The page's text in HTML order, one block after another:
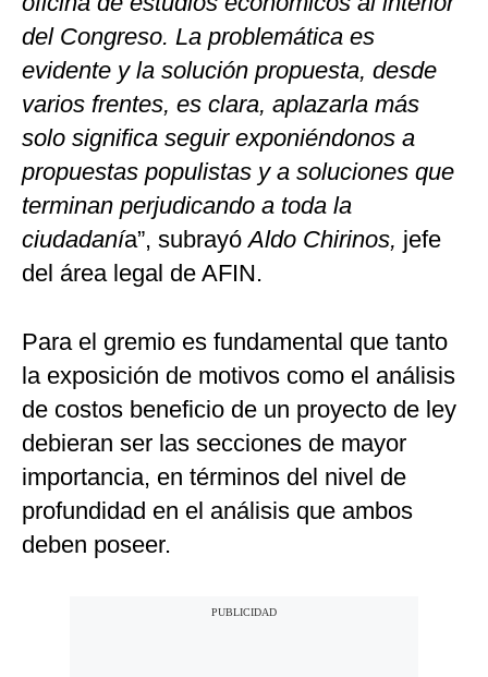
del Congreso. La problemática es
evidente y la solución propuesta, desde
varios frentes, es clara, aplazarla más
solo significa seguir exponiéndonos a
propuestas populistas y a soluciones que
terminan perjudicando a toda la
ciudadanía”, subrayóAldo Chirinos, jefe
del área legal de AFIN.
Para el gremio es fundamental que tanto
la exposición de motivos como el análisis
de costos beneficio de un proyecto de ley
debieran ser las secciones de mayor
importancia, en términos del nivel de
profundidad en el análisis que ambos
deben poseer.